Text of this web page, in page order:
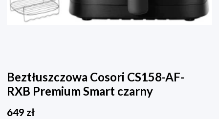
Beztłuszczowa Cosori CS158-AF-
RXB Premium Smart czarny
649 zł